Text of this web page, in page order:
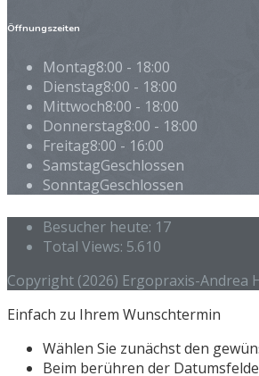
Öffnungszeiten
Montag8:00 - 18:00
Dienstag8:00 - 18:00
Mittwoch8:00 - 18:00
Donnerstag8:00 - 18:00
Freitag8:00 - 16:00
SamstagGeschlossen
SonntagGeschlossen
Besucher heute: 17
Total Views: 5.610
Copyright (2026) Ergopraxis-Andrea
Einfach zu Ihrem Wunschtermin
Wählen Sie zunächst den
Beim berühren der